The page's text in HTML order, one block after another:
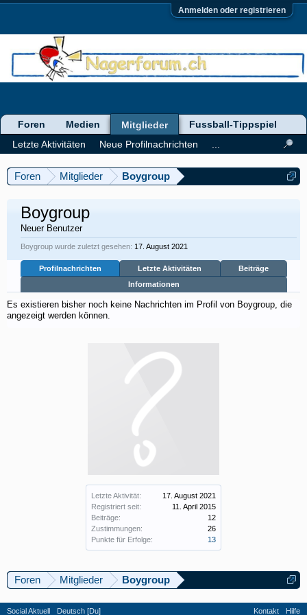
Anmelden oder registrieren
Foren Mitglieder Boygroup
Letzte Aktivität:
17. August 2021
Registriert seit:
11. April 2015
Beiträge:
12
Zustimmungen:
26
Punkte für Erfolge:
13
Boygroup
Neuer Benutzer
Boygroup wurde zuletzt gesehen: 17. August 2021
Profilnachrichten Letzte Aktivitäten
Beiträge
Informationen
Es existieren bisher noch keine Nachrichten im Profil von Boygroup, die
angezeigt werden können.
Foren Mitglieder Boygroup
Foren Medien
Mitglieder
Letzte Aktivitäten
Neue Profilnachrichten
Fussball-Tippspiel
Social Aktuell Deutsch [Du] Kontakt Hilfe